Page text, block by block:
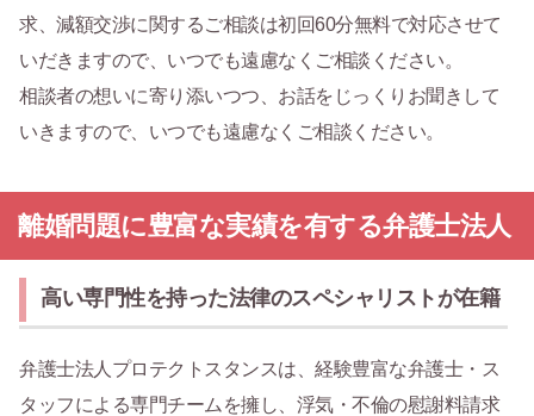
求、減額交渉に関するご相談は初回60分無料で対応させて
いだきますので、いつでも遠慮なくご相談ください。
相談者の想いに寄り添いつつ、お話をじっくりお聞きして
いきますので、いつでも遠慮なくご相談ください。
離婚問題に豊富な実績を有する弁護士法人
高い専門性を持った法律のスペシャリストが在籍
弁護士法人プロテクトスタンスは、経験豊富な弁護士・ス
タッフによる専門チームを擁し、浮気・不倫の慰謝料請求